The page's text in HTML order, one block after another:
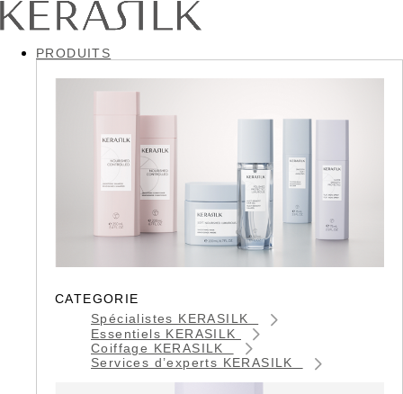
PRODUITS
CATEGORIE
Spécialistes KERASILK
Essentiels KERASILK
Coiffage KERASILK
Services d’experts KERASILK